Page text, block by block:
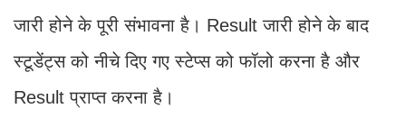
जारी होने के पूरी संभावना है। Result जारी होने के बाद
स्टूडेंट्स को नीचे दिए गए स्टेप्स को फॉलो करना है और
Result प्राप्त करना है।